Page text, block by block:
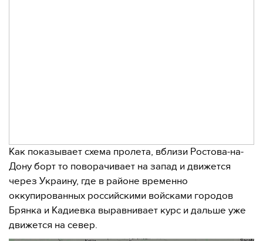
Как показывает схема пролета, вблизи Ростова-на-
Дону борт то поворачивает на запад и движется
через Украину, где в районе временно
оккупированных российскими войсками городов
Брянка и Кадиевка выравнивает курс и дальше уже
движется на север.